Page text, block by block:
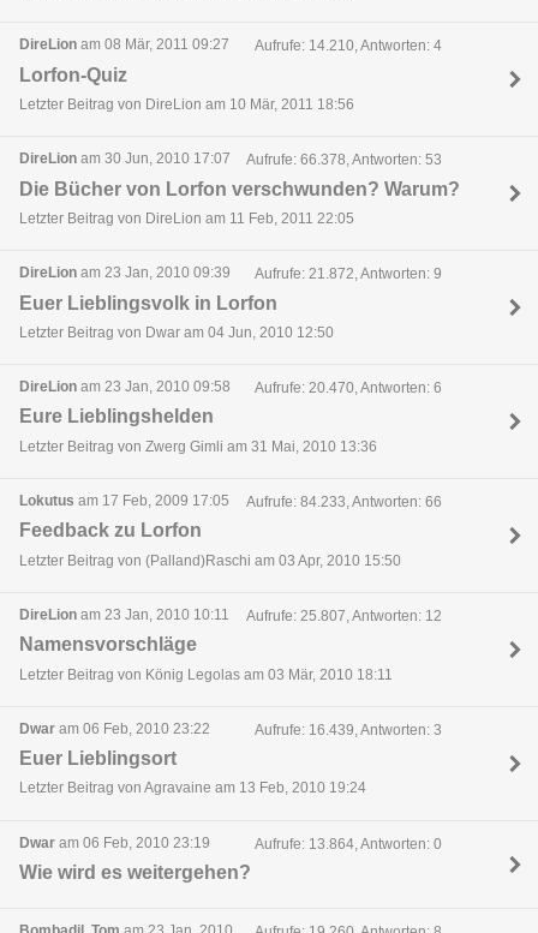
DireLion am 08 Mär, 2011 09:27 Aufrufe: 14.210, Antworten: 4
Lorfon-Quiz
Letzter Beitrag von DireLion am 10 Mär, 2011 18:56
DireLion am 30 Jun, 2010 17:07 Aufrufe: 66.378, Antworten: 53
Die Bücher von Lorfon verschwunden? Warum?
Letzter Beitrag von DireLion am 11 Feb, 2011 22:05
DireLion am 23 Jan, 2010 09:39 Aufrufe: 21.872, Antworten: 9
Euer Lieblingsvolk in Lorfon
Letzter Beitrag von Dwar am 04 Jun, 2010 12:50
DireLion am 23 Jan, 2010 09:58 Aufrufe: 20.470, Antworten: 6
Eure Lieblingshelden
Letzter Beitrag von Zwerg Gimli am 31 Mai, 2010 13:36
Lokutus am 17 Feb, 2009 17:05 Aufrufe: 84.233, Antworten: 66
Feedback zu Lorfon
Letzter Beitrag von (Palland)Raschi am 03 Apr, 2010 15:50
DireLion am 23 Jan, 2010 10:11 Aufrufe: 25.807, Antworten: 12
Namensvorschläge
Letzter Beitrag von König Legolas am 03 Mär, 2010 18:11
Dwar am 06 Feb, 2010 23:22 Aufrufe: 16.439, Antworten: 3
Euer Lieblingsort
Letzter Beitrag von Agravaine am 13 Feb, 2010 19:24
Dwar am 06 Feb, 2010 23:19 Aufrufe: 13.864, Antworten: 0
Wie wird es weitergehen?